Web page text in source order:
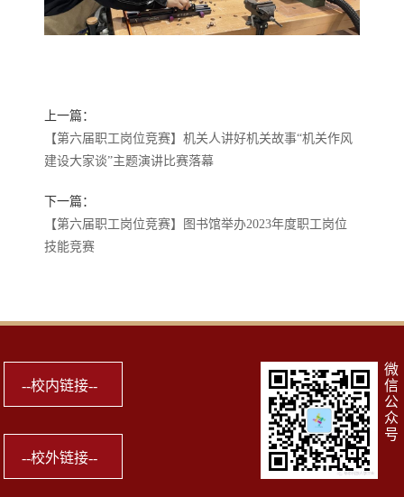
上一篇：
【第六届职工岗位竞赛】机关人讲好机关故事“机关作风
建设大家谈”主题演讲比赛落幕
下一篇：
【第六届职工岗位竞赛】图书馆举办2023年度职工岗位
技能竞赛
微
信
公
众
号